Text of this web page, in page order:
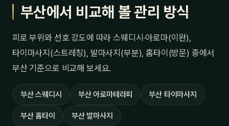
부산에서 비교해 볼 관리 방식
피로 부위와 선호 강도에 따라 스웨디시·아로마(이완),
타이마사지(스트레칭), 발마사지(부분), 홈타이(방문) 중에서
부산 기준으로 비교해 보세요.
부산 스웨디시 부산 아로마테라피 부산 타이마사지
부산 홈타이 부산 발마사지